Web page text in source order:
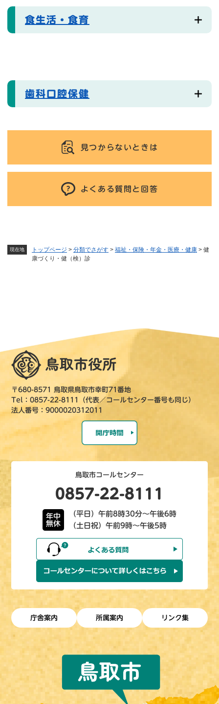
現在地 トップページ > 分類でさがす > 福祉・保険・年金・医療・健康 > 健
康づくり・健（検）診
食生活・食育
歯科口腔保健
見つからないときは
よくある質問と回答
〒680-8571 鳥取県鳥取市幸町71番地
Tel：0857-22-8111（代表／コールセンター番号も同じ）
法人番号：9000020312011
鳥取市コールセンター
0857-22-8111
年中
無休
（平日）午前8時30分～午後6時
（土日祝）午前9時～午後5時
庁舎案内 所属案内 リンク集